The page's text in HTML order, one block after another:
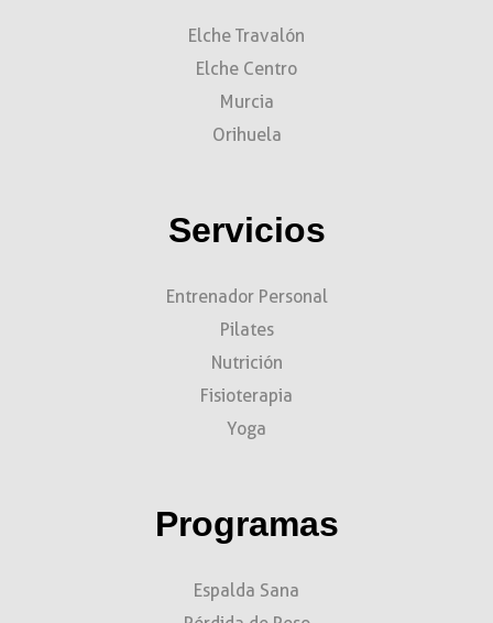
Elche Travalón
Elche Centro
Murcia
Orihuela
Servicios
Entrenador Personal
Pilates
Nutrición
Fisioterapia
Yoga
Programas
Espalda Sana